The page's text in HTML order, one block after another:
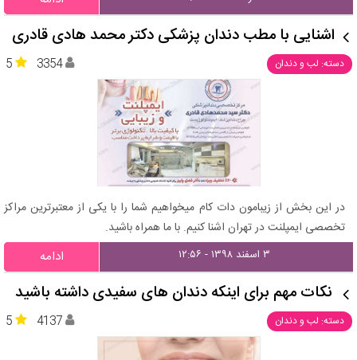
اشنایی با مطب دندان پزشکی دکتر محمد هادی قادری
دسته: لب و دندان 5 3354
در این بخش از زیبامون دات کام میخواهیم شما را با یکی از معتبرترین مراکز
تخصصی ایمپلنت در تهران اشنا کنیم. با ما همراه باشید.
۳ اسفند ۱۳۹۸ - ۱۲:۵۶ ادامه
نکات مهم برای اینکه دندان های سفیدی داشته باشید
دسته: لب و دندان 5 4137